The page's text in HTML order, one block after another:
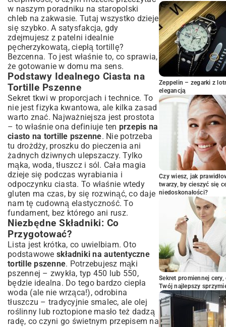
i Miękkości
Wariacje i Ulepszenia Twojego Ciasta na
Tortille
Eksperymentuj z Mąką: Tortille
Pełnoziarniste i Inne
Dodatki Smakowe: Jak Wzbogacić
Recepturę?
Przechowywanie Domowych Tortilli: Jak
Zachować Świeżość?
Metody Przechowywania Gotowych Tortilli
Jak Odgrzewać Tortille, By Były Jak Nowe?
Najczęstsze Błędy i Jak Ich Unikać
Dlaczego Tortille Mogą Być Twarde lub
Łamliwe?
Co Zrobić, Gdy Ciasto Jest Zbyt Klejące?
Pomysły na Wykorzystanie Domowych
Tortilli Pszennych
Klasyczne Farsze i Dania z Tortillami
Kreatywne Sposoby na Podanie Tortilli
Podsumowanie: Smak Meksyku w Twojej
Kuchni
w naszym poradniku na staropolski
chleb na zakwasie. Tutaj wszystko dzieje
się szybko. A satysfakcja, gdy
zdejmujesz z patelni idealnie
pęcherzykowatą, ciepłą tortillę?
Bezcenna. To jest właśnie to, co sprawia,
że gotowanie w domu ma sens.
Podstawy Idealnego Ciasta na
Tortille Pszenne
Sekret tkwi w proporcjach i technice. To
nie jest fizyka kwantowa, ale kilka zasad
warto znać. Najważniejsza jest prostota
– to właśnie ona definiuje ten przepis na
ciasto na tortille pszenne. Nie potrzeba
tu drożdży, proszku do pieczenia ani
żadnych dziwnych ulepszaczy. Tylko
mąka, woda, tłuszcz i sól. Cała magia
dzieje się podczas wyrabiania i
odpoczynku ciasta. To właśnie wtedy
gluten ma czas, by się rozwinąć, co daje
nam tę cudowną elastyczność. To
fundament, bez którego ani rusz.
Niezbędne Składniki: Co
Przygotować?
Lista jest krótka, co uwielbiam. Oto
podstawowe składniki na autentyczne
tortille pszenne. Potrzebujesz mąki
pszennej – zwykła, typ 450 lub 550,
będzie idealna. Do tego bardzo ciepła
woda (ale nie wrząca!), odrobina
tłuszczu – tradycyjnie smalec, ale olej
roślinny lub roztopione masło też dadzą
radę, co czyni go świetnym przepisem na
Zeppelin – zegarki z
elegancją
Czy wiesz, jak
twarzy, by cieszyć się
niedoskonałości?
Sekret promiennej
Twój najlepszy